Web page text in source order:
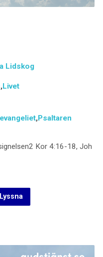
Lidskog
,Livet
,Psaltaren
Kor 4:16-18, Joh
Lyssna